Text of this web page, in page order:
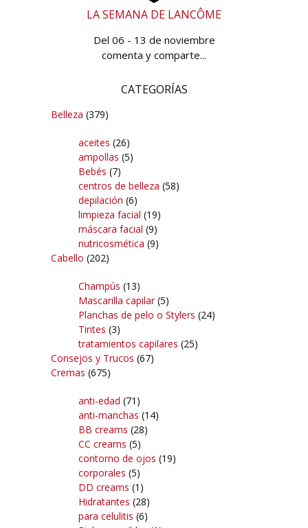
LA SEMANA DE LANCÔME
Del 06 - 13 de noviembre
comenta y comparte...
CATEGORÍAS
Belleza (379)
aceites (26)
ampollas (5)
Bebés (7)
centros de belleza (58)
depilación (6)
limpieza facial (19)
máscara facial (9)
nutricosmética (9)
Cabello (202)
Champús (13)
Mascarilla capilar(5)
Planchas de pelo o Stylers (24)
Tintes (3)
tratamientos capilares (25)
Consejos y Trucos (67)
Cremas (675)
anti-edad (71)
anti-manchas (14)
BB creams (28)
CC creams (5)
contorno de ojos (19)
corporales (5)
DD creams (1)
Hidratantes (28)
para celulitis (6)